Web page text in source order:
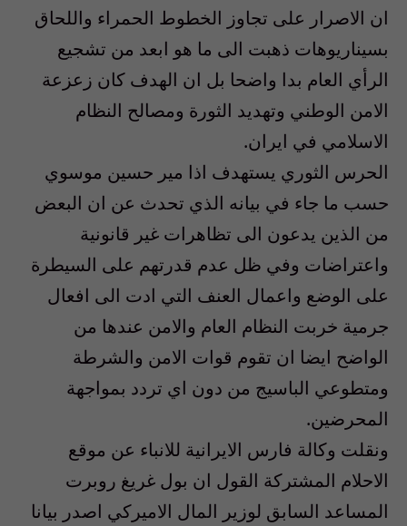
ان الاصرار على تجاوز الخطوط الحمراء واللحاق
بسيناريوهات ذهبت الى ما هو ابعد من تشجيع
الرأي العام بدا واضحا بل ان الهدف كان زعزعة
الامن الوطني وتهديد الثورة ومصالح النظام
الاسلامي في ايران.
الحرس الثوري يستهدف اذا مير حسين موسوي
حسب ما جاء في بيانه الذي تحدث عن ان البعض
من الذين يدعون الى تظاهرات غير قانونية
واعتراضات وفي ظل عدم قدرتهم على السيطرة
على الوضع واعمال العنف التي ادت الى افعال
جرمية خربت النظام العام والامن عندها من
الواضح ايضا ان تقوم قوات الامن والشرطة
ومتطوعي الباسيج من دون اي تردد بمواجهة
المحرضين.
ونقلت وكالة فارس الايرانية للانباء عن موقع
الاحلام المشتركة القول ان بول غريغ روبرت
المساعد السابق لوزير المال الاميركي اصدر بيانا